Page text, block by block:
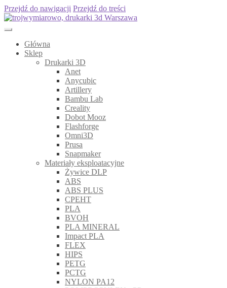
Przejdź do nawigacji Przejdź do treści
Główna
Sklep
Drukarki 3D
Anet
Anycubic
Artillery
Bambu Lab
Creality
Dobot Mooz
Flashforge
Omni3D
Prusa
Snapmaker
Materiały eksploatacyjne
Żywice DLP
ABS
ABS PLUS
CPEHT
PLA
BVOH
PLA MINERAL
Impact PLA
FLEX
HIPS
PETG
PCTG
NYLON PA12